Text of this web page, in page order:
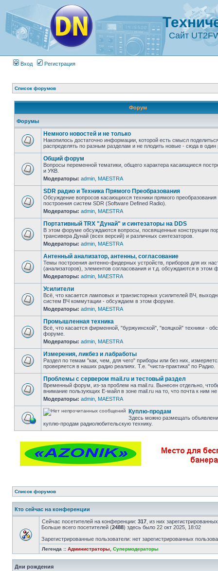
Сайт
Вход Регистрация
Список форумов
Форум
Форумы
Немного новостей и не только
Накопилось достаточно информации, которой есть смысл
распределять по разным разделам и не плодить новые - сюда в один
Общий форум
Вопросы переменной тематики, общего характера касающиеся
и УКВ.
Модераторы: admin MAESTRA
SDR радио и Техника Прямого Преобразования
Обсуждение вопросов касающихся техники прямого
построения систем SDR (Software Defined Radio).
Модераторы: admin MAESTRA
Портативный TRX "Дунай" и синтезаторы на DDS
В этом форуме обсуждаются вопросы, посвященные конструкции
трансивера Дунай (всех версий) и различных синтезаторов.
Модераторы: admin MAESTRA
Антенный анализатор, антенны, согласование
Темы построения антенно-фидерных устройств, приборов для их
(анализаторов), элементов согласования и т.д. обсуждаются в этом
Модераторы: admin MAESTRA
Усилители
Всё, что касается ламповых и транзисторных усилителей ВЧ,
систем ВЧ коммутации - обсуждаем в этом форуме.
Модераторы: admin MAESTRA
Промышленная техника
Всё, что касается фирменной, "буржуинской", "вояцкой" техники -
форуме.
Модераторы: admin MAESTRA
Измерения, ликбез и лабработы
Раздел по темам "как, чем, для чего" приборы или без них,
проверяется в наших радио реалиях. Т.е. "чиста-практика" по Радио.
Проблемы с сервером mail.ru и тестовый раздел
Временный форум, из-за проблем на mail.ru. Вынесен отдельно,
внимание пользующих Е-майл в зоне mail.ru на то, что почта к ним не
Модераторы: admin MAESTRA
Куплю-продам
Здесь можно размещать
куплю-продам радиолюбительскую технику.
Список форумов
Кто сейчас на конференции
Сейчас посетителей на конференции: 317 , из них
Больше всего посетителей (2488) здесь было 22 окт 2025, 18:02
Зарегистрированные пользователи: нет зарегистрированных
Легенда :: Администраторы Супермодераторы
Дни рождения